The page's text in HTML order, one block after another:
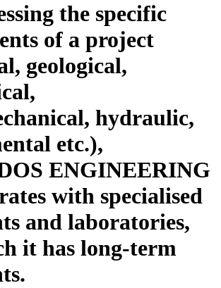
the specific
of a project
geological,
hydraulic,
etc.),
ENGINEERING
with specialised
and laboratories,
it has long-term